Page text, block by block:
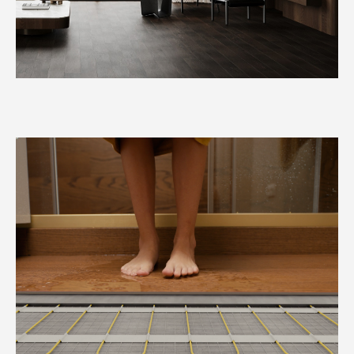
Цвет: неокрашенный
Цвет: Bespalvė alyva 3305
Верх: дубовый шпон, гладкий
Основа: влагостойкий МДФ
Толщина: 12 мм
Длина: 2400 мм
Цвет: Bespalvė alyva 3305
брашированный
Высота: 68 мм
Длина: 2400 мм
Цвет: RAL 9003